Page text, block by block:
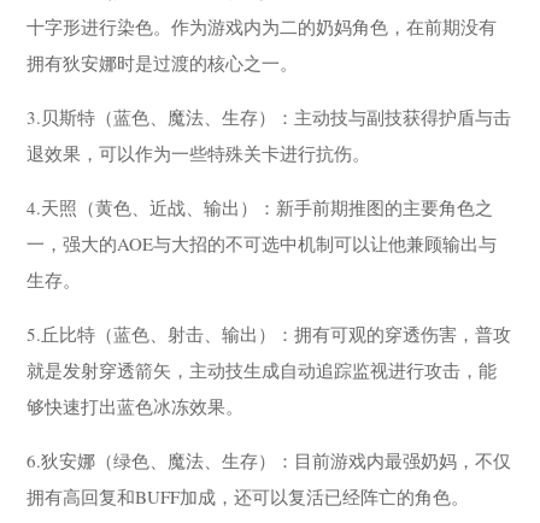
十字形进行染色。作为游戏内为二的奶妈角色，在前期没有
拥有狄安娜时是过渡的核心之一。
3.贝斯特（蓝色、魔法、生存）：主动技与副技获得护盾与击
退效果，可以作为一些特殊关卡进行抗伤。
4.天照（黄色、近战、输出）：新手前期推图的主要角色之
一，强大的AOE与大招的不可选中机制可以让他兼顾输出与
生存。
5.丘比特（蓝色、射击、输出）：拥有可观的穿透伤害，普攻
就是发射穿透箭矢，主动技生成自动追踪监视进行攻击，能
够快速打出蓝色冰冻效果。
6.狄安娜（绿色、魔法、生存）：目前游戏内最强奶妈，不仅
拥有高回复和BUFF加成，还可以复活已经阵亡的角色。